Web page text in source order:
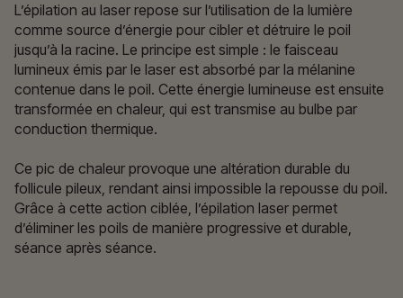
L’épilation au laser repose sur l’utilisation de la lumière
comme source d’énergie pour cibler et détruire le poil
jusqu’à la racine. Le principe est simple : le faisceau
lumineux émis par le laser est absorbé par la mélanine
contenue dans le poil. Cette énergie lumineuse est ensuite
transformée en chaleur, qui est transmise au bulbe par
conduction thermique.
Ce pic de chaleur provoque une altération durable du
follicule pileux, rendant ainsi impossible la repousse du poil.
Grâce à cette action ciblée, l’épilation laser permet
d’éliminer les poils de manière progressive et durable,
séance après séance.